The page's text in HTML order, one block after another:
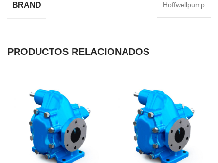
BRAND Hoffwellpump
PRODUCTOS RELACIONADOS